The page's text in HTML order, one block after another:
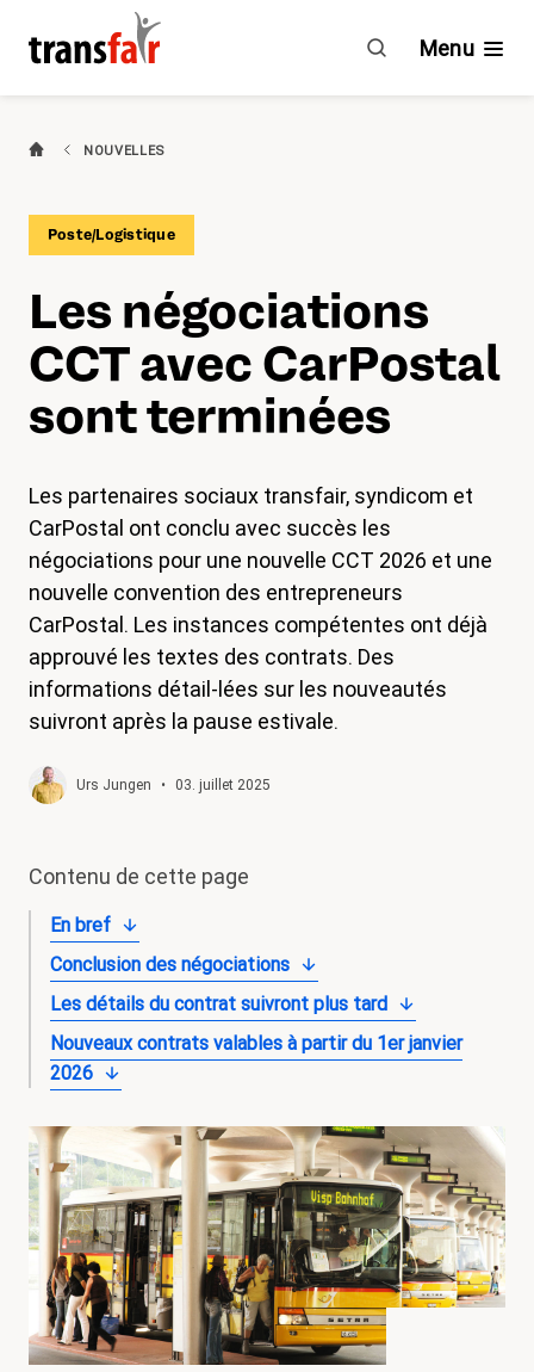
négociations
avec
sont
Agenda
magazine
Shop
Contact
Initiative congé familial
Devenir membre
Branches
Engagement
À propos de transfair
Avantages
Menu
NOUVELLES
Poste/Logistique
Les négociations
CCT avec CarPostal
sont terminées
Les partenaires sociaux transfair, syndicom et
CarPostal ont conclu avec succès les
négociations pour une nouvelle CCT 2026 et une
nouvelle convention des entrepreneurs
CarPostal. Les instances compétentes ont déjà
approuvé les textes des contrats. Des
informations détail-lées sur les nouveautés
suivront après la pause estivale.
Urs Jungen • 03. juillet 2025
Contenu de cette page
En bref
Conclusion des négociations
Les détails du contrat suivront plus tard
Nouveaux contrats valables à partir du 1er janvier
2026